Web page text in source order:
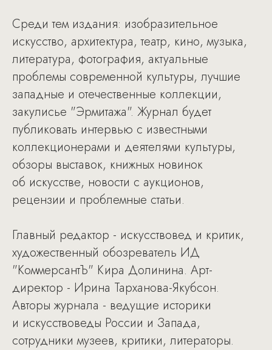
Среди тем издания: изобразительное
искусство, архитектура, театр, кино, музыка,
литература, фотография, актуальные
проблемы современной культуры, лучшие
западные и отечественные коллекции,
закулисье "Эрмитажа". Журнал будет
публиковать интервью с известными
коллекционерами и деятелями культуры,
обзоры выставок, книжных новинок
об искусстве, новости с аукционов,
рецензии и проблемные статьи.
Главный редактор - искусствовед и критик,
художественный обозреватель ИД
"КоммерсантЪ" Кира Долинина. Арт-
директор - Ирина Тарханова-Якубсон.
Авторы журнала - ведущие историки
и искусствоведы России и Запада,
сотрудники музеев, критики, литераторы.